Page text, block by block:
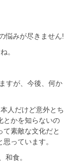
悩みが尽きません!
。
すが、今後、何か
人だけど意外とち
とかを知らないの
て素敵な文化だと
っています。
和食。